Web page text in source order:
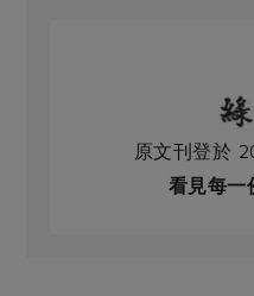
原文刊登於
看見每一